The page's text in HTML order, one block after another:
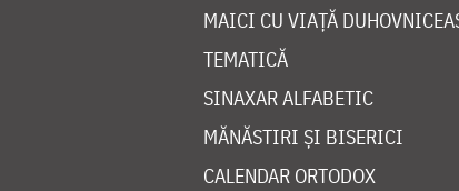
MAICI CU VIAȚĂ
TEMATICĂ
SINAXAR ALFABETIC
MĂNĂSTIRI ȘI BISERICI
CALENDAR ORTODOX